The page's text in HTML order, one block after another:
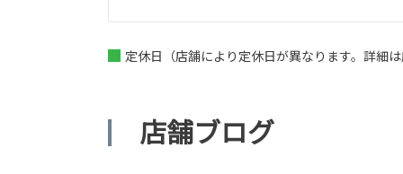
定休日（店舗により定休日が異なります。詳細
店舗ブログ